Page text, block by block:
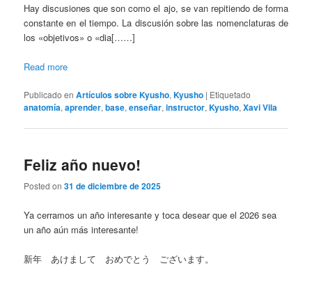
Hay discusiones que son como el ajo, se van repitiendo de forma
constante en el tiempo. La discusión sobre las nomenclaturas de
los «objetivos» o «dia[……]
Read more
Publicado en Artículos sobre Kyusho,Kyusho | Etiquetado
anatomía,aprender,base,enseñar,instructor,Kyusho,Xavi Vila
Feliz año nuevo!
Posted on31 de diciembre de 2025
Ya cerramos un año interesante y toca desear que el 2026 sea
un año aún más interesante!
新年 あけまして おめでとう ございます。